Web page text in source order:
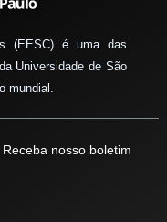
(EESC) é uma das
Universidade de São
mundial.
nosso boletim